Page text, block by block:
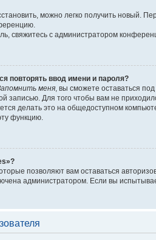
можно легко получить новый.
свяжитесь с администратором
повторять ввод имени и пароля?
меня , вы сможете оставаться
записью. Для того чтобы вам не
делать это на общедоступном
функцию.
позволяют вам оставаться
администратором. Если вы